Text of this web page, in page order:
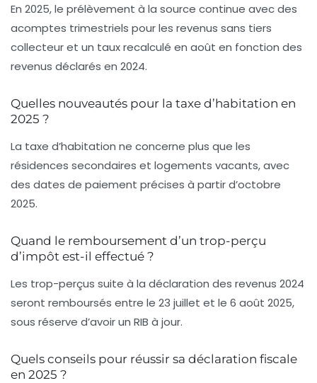
En 2025, le prélèvement à la source continue avec des
acomptes trimestriels pour les revenus sans tiers
collecteur et un taux recalculé en août en fonction des
revenus déclarés en 2024.
Quelles nouveautés pour la taxe d’habitation en
2025 ?
La taxe d’habitation ne concerne plus que les
résidences secondaires et logements vacants, avec
des dates de paiement précises à partir d’octobre
2025.
Quand le remboursement d’un trop-perçu
d’impôt est-il effectué ?
Les trop-perçus suite à la déclaration des revenus 2024
seront remboursés entre le 23 juillet et le 6 août 2025,
sous réserve d’avoir un RIB à jour.
Quels conseils pour réussir sa déclaration fiscale
en 2025 ?